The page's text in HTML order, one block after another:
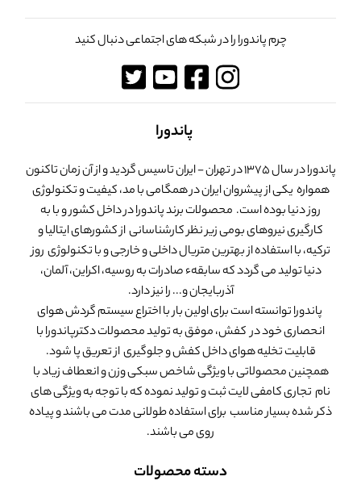
چرم پاندورا را در شبکه های اجتماعی دنبال کنید
پاندورا
پاندورا در سال 1375 در تهران - ایران تاسیس گردید و از آن زمان تاکنون
همواره یکی از پیشروان ایران در همگامی با مد، کیفیت و تکنولوژی
روز دنیا بوده است. محصولات برند پاندورا در داخل کشور و با به
کارگیری نیروهای بومی زیر نظر کارشناسانی از کشورهای ایتالیا و
ترکیه، با استفاده از بهترین متریال داخلی و خارجی و با تکنولوژی روز
دنیا تولید می گردد که سابقهء صادرات به روسیه، اکراین، آلمان،
آذربایجان و... را نیز دارد.
پاندورا توانسته است برای اولین بار با اختراع سیستم گردش هوای
انحصاری خود در کفش، موفق به تولید محصولات دکترپاندورا با
قابلیت تخلیه هوای داخل کفش و جلوگیری از تعریق پا شود.
همچنین محصولاتی با ویژگی شاخص سبکی وزن و انعطاف زیاد با
نام تجاری کامفی لایت ثبت و تولید نموده که با توجه به ویژگی های
ذکر شده بسیار مناسب برای استفاده طولانی مدت می باشند و پیاده
روی می باشند.
دسته محصولات